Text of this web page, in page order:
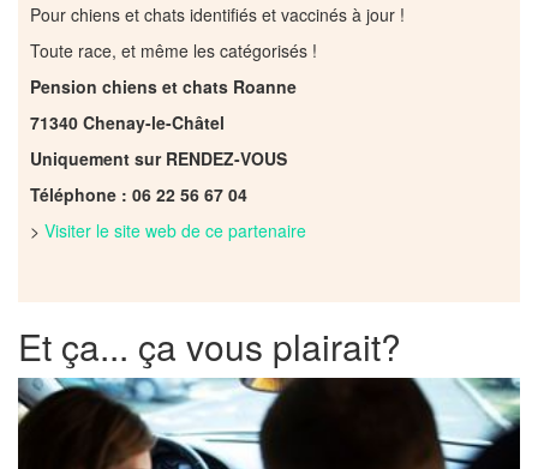
Pour chiens et chats identifiés et vaccinés à jour !
Toute race, et même les catégorisés !
Pension chiens et chats Roanne
71340 Chenay-le-Châtel
Uniquement sur RENDEZ-VOUS
Téléphone : 06 22 56 67 04
> Visiter le site web de ce partenaire
Et ça... ça vous plairait?